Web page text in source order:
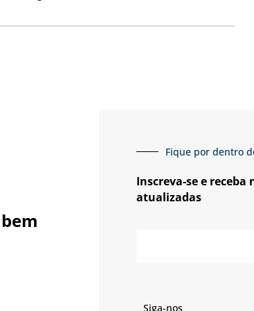
Fique por dentro
Inscreva-se e
atualizadas
Siga-nos